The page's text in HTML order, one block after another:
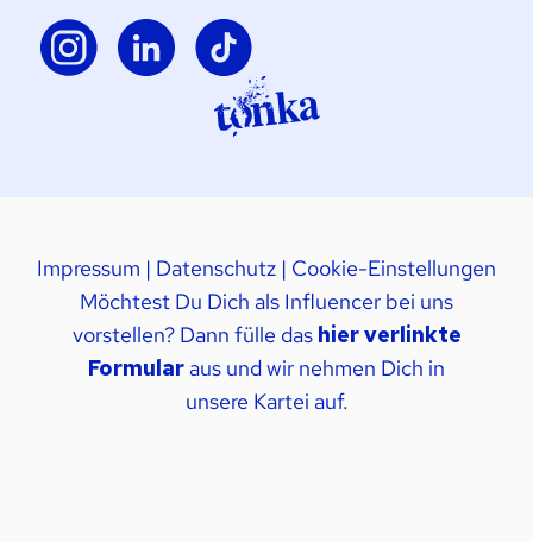
Impressum | Datenschutz | Cookie-Einstellungen
Möchtest Du Dich als Influencer bei uns
vorstellen? Dann fülle das hier verlinkte
Formular aus und wir nehmen Dich in
unsere Kartei auf.